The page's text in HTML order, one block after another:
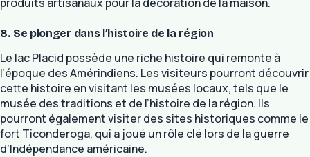
8. Se plonger dans l’histoire de la région
Le lac Placid possède une riche histoire qui remonte à
l’époque des Amérindiens. Les visiteurs pourront découvrir
cette histoire en visitant les musées locaux, tels que le
musée des traditions et de l’histoire de la région. Ils
pourront également visiter des sites historiques comme le
fort Ticonderoga, qui a joué un rôle clé lors de la guerre
d’Indépendance américaine.